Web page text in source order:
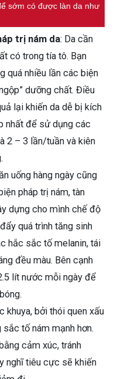
sớm có được làn da như
trị nám da: Da cần
có trong tía tô. Bạn
quá nhiều lần các biện
dưỡng chất. Điều
lại khiến da dễ bị kích
nhất để sử dụng các
2 – 3 lần/tuần và kiên
uống hàng ngày cũng
pháp trị nám, tàn
dựng cho mình chế độ
quá trình tăng sinh
hắc sắc tố melanin, tái
đều màu. Bên cạnh
lít nước mỗi ngày để
khuya, bởi thói quen xấu
tố nám mạnh hơn.
cảm xúc, tránh
nghĩ tiêu cực sẽ khiến